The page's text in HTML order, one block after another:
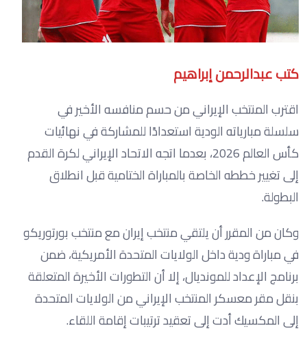
كتب عبدالرحمن إبراهيم
اقترب المنتخب الإيراني من حسم منافسه الأخير في
سلسلة مبارياته الودية استعدادًا للمشاركة في نهائيات
كأس العالم 2026، بعدما اتجه الاتحاد الإيراني لكرة القدم
إلى تغيير خططه الخاصة بالمباراة الختامية قبل انطلاق
البطولة.
وكان من المقرر أن يلتقي منتخب إيران مع منتخب بورتوريكو
في مباراة ودية داخل الولايات المتحدة الأمريكية، ضمن
برنامج الإعداد للمونديال، إلا أن التطورات الأخيرة المتعلقة
بنقل مقر معسكر المنتخب الإيراني من الولايات المتحدة
إلى المكسيك أدت إلى تعقيد ترتيبات إقامة اللقاء.